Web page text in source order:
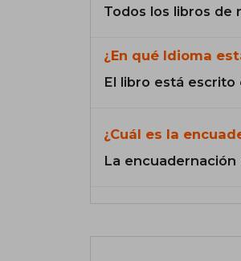
Todos los libros de
¿En qué Idioma
El libro está escrito
¿Cuál es la
La